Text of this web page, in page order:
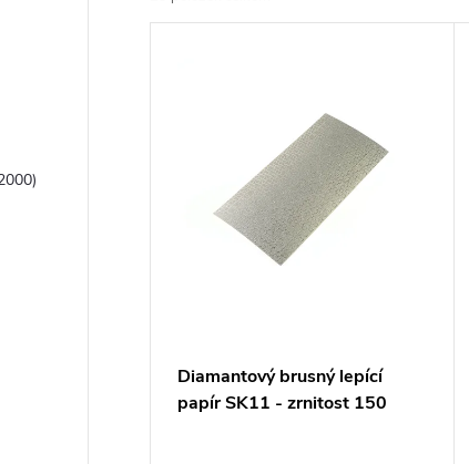
z
Diamantový brusný lepící
papír SK11 - zrnitost 150